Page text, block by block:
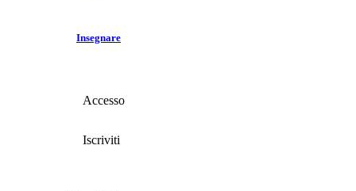
Insegnare
Accesso
Iscriviti